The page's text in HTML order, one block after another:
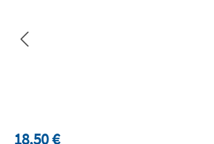
Regulärer Preis:
18,50 €